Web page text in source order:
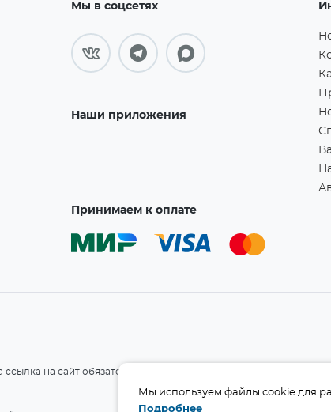
Мы в соцсетях
Наши приложения
Принимаем к оплате
на сайт обязательна!
Мы используем файлы cookie для
Подробнее